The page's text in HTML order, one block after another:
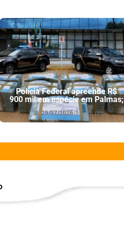
Polícia Federal apreende R$
900 mil em espécie em Palmas;
29/07/2026 6:46 pm